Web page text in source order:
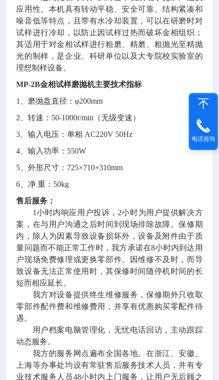
应用性。本机具有转动平稳、安全可靠、结构紧凑和
噪音低等特点，且带有水冷却装置，可以在研磨时对
试样进行冷却，以防止因试样过热而破坏金相组织；
其适用于对金相试样进行粗磨、精磨、粗抛光至精抛
光的制样，是企业、科研单位以及大专院校实验室的
理想制样设备。
MP-2B金相试样磨抛机主要技术指标
1、磨抛盘直径：φ200mm
2、转速：50-1000r/min（无级变速）
3、输入电压：单相 AC220V 50Hz
4、输入功率：550W
5、外形尺寸：725×710×310mm
6、净 重：50kg
售后服务：
1小时内响应用户投诉，2小时为用户提供解决方
案，在与用户沟通之后时间到现场排除故障。保修期
内，除人为因素导致设备损坏外，设备及附件由于质
量问题而不能正常工作时，我方承诺在8小时内到达用
户现场免费修理或更换零部件。因维修不及时，而导
致设备无法正常使用时，其保修时间随停机时间的长
短而相应延长。
我方对设备提供终生维修服务，保修期外只收取
零部件配件费和维修费用，并享有优惠购买零配件待
遇。
用户档案电脑管理化，无忧电话回访，主动跟踪
动态服务。
我方的服务网点遍布全国各地。在浙江、安徽、
上海等办事处均设有常驻售后服务技术人员，并有专
业技术服务人员48小时内上门服务，让用户无后顾之
电话咨询